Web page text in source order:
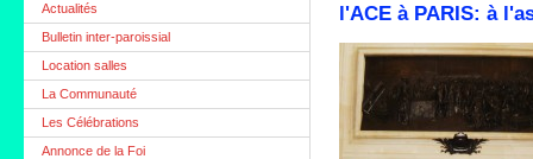
Actualités
Bulletin inter-paroissial
Location salles
La Communauté
Les Célébrations
Annonce de la Foi
l'ACE à PARIS: à